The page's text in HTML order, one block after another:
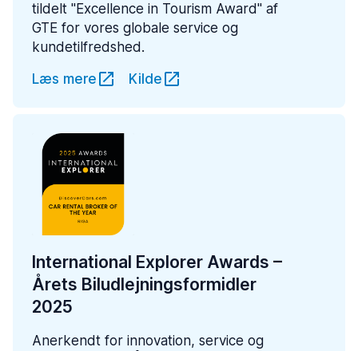
tildelt ''Excellence in Tourism Award'' af
GTE for vores globale service og
kundetilfredshed.
Læs mere
Kilde
International Explorer Awards –
Årets Biludlejningsformidler
2025
Anerkendt for innovation, service og